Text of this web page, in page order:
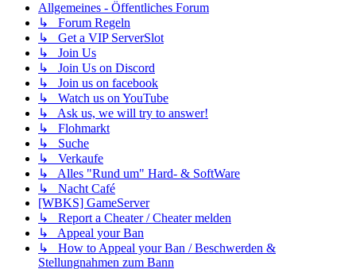
Allgemeines - Öffentliches Forum
↳ Forum Regeln
↳ Get a VIP ServerSlot
↳ Join Us
↳ Join Us on Discord
↳ Join us on facebook
↳ Watch us on YouTube
↳ Ask us, we will try to answer!
↳ Flohmarkt
↳ Suche
↳ Verkaufe
↳ Alles "Rund um" Hard- & SoftWare
↳ Nacht Café
[WBKS] GameServer
↳ Report a Cheater / Cheater melden
↳ Appeal your Ban
↳ How to Appeal your Ban / Beschwerden &
Stellungnahmen zum Bann